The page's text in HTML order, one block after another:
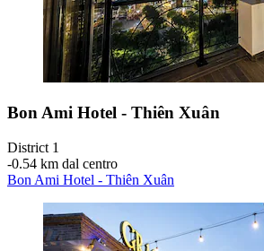
Bon Ami Hotel - Thiên Xuân
District 1
‐0.54 km dal centro
Bon Ami Hotel - Thiên Xuân